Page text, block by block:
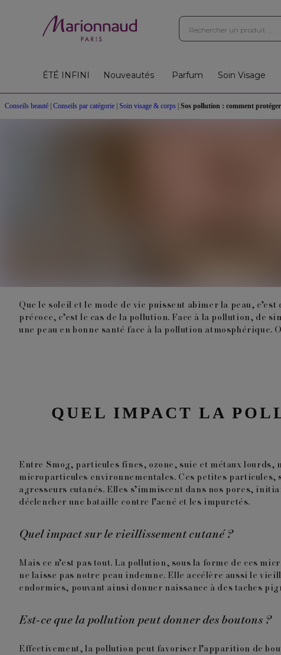
ÉTÉ INFINI Nouveautés Parfum Soin Visage
Conseils beauté Conseils par catégorie Soin visage & corps Sos pollution : comment
Que le soleil et le mode de vie puissent abîmer la peau,
précoce, c’est le cas de la pollution. Face à la pollution, de
une peau en bonne santé face à la pollution atmosphérique.
QUEL IMPACT LA
Entre Smog, particules fines, ozone, suie et métaux lourds,
microparticules environnementales. Ces petites particules,
agresseurs cutanés. Elles s’immiscent dans nos pores,
déclencher une bataille contre l’acné et les impuretés.
Quel impact sur le vieillissement cutané ?
Mais ce n’est pas tout. La pollution, sous la forme de ces
ne laisse pas notre peau indemne. Elle accélère aussi le
endormies, pouvant ainsi donner naissance à des taches
Est-ce que la pollution peut donner des boutons ?
Effectivement, la pollution peut favoriser l’apparition de